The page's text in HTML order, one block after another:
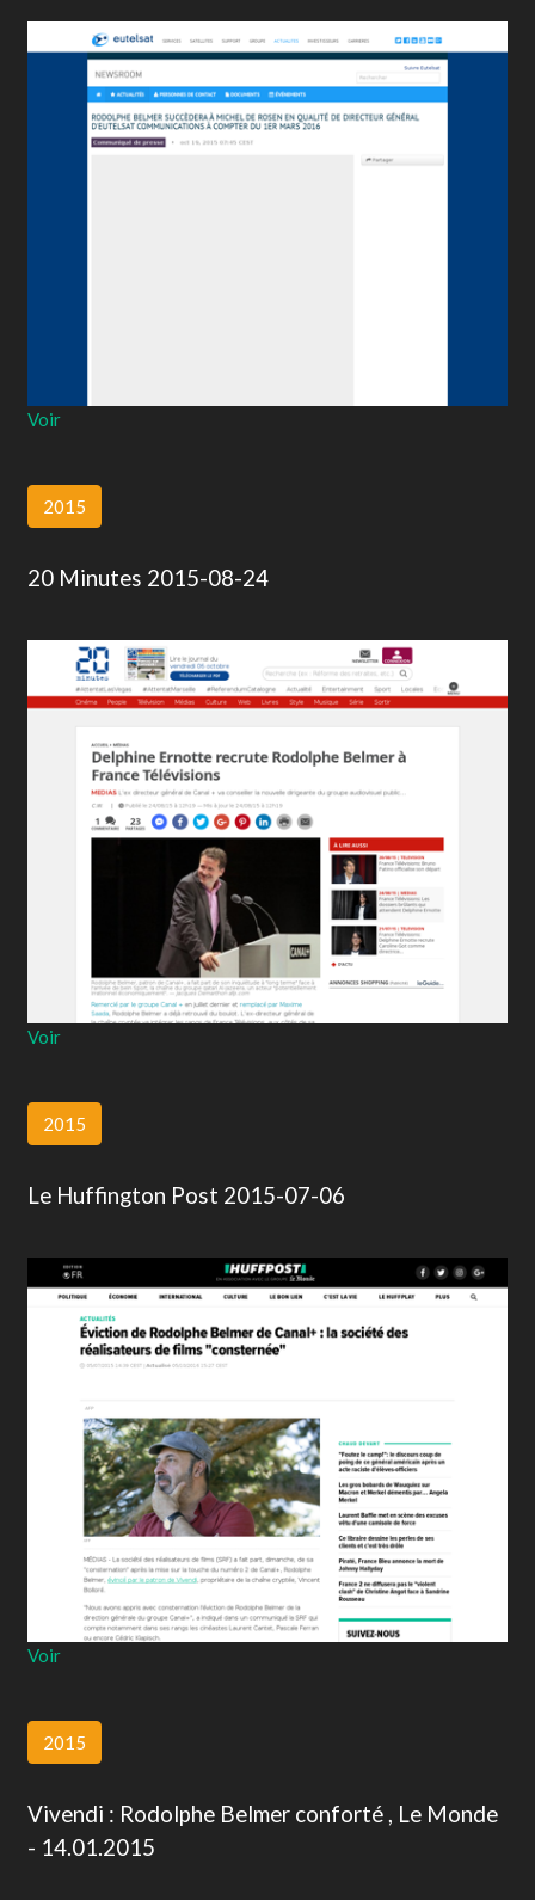
Voir
2015
20 Minutes 2015-08-24
Voir
2015
Le Huffington Post 2015-07-06
Voir
2015
Vivendi : Rodolphe Belmer conforté , Le Monde
- 14.01.2015